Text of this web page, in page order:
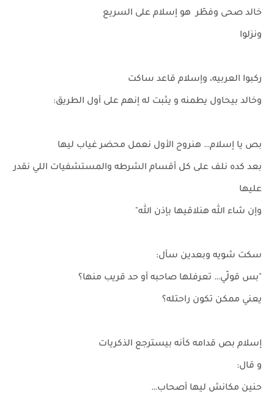
خالد صحى وفطّر هو إسلام على السريع
ونزلوا
ركبوا العربيه، وإسلام قاعد ساكت
وخالد بيحاول يطمنه و يثبت له إنهم على أول الطريق:
بص يا إسلام… هنروح الأول نعمل محضر غياب ليها
بعد كده نلف على كل أقسام الشرطه والمستشفيات اللي نقدر
عليها
وإن شاء الله هنلاقيها بإذن الله"
سكت شويه وبعدين سأل:
"بس قولّي… تعرفلها صاحبه أو حد قريب منها؟
يعني ممكن تكون راحتله؟
إسلام بص قدامه كأنه بيسترجع الذكريات
و قال:
حنين مكانش ليها أصحاب…